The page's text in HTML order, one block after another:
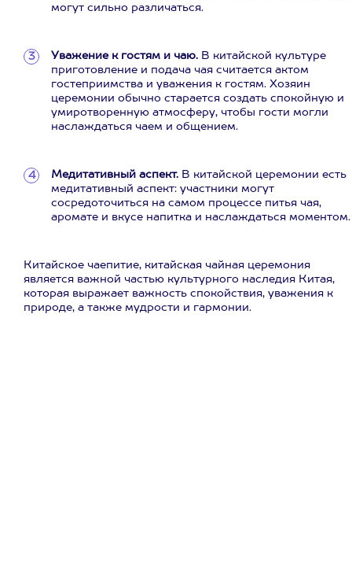
могут сильно различаться.
Уважение к гостям и чаю. В китайской культуре
приготовление и подача чая считается актом
гостеприимства и уважения к гостям. Хозяин
церемонии обычно старается создать спокойную и
умиротворенную атмосферу, чтобы гости могли
наслаждаться чаем и общением.
Медитативный аспект. В китайской церемонии есть
медитативный аспект: участники могут
сосредоточиться на самом процессе питья чая,
аромате и вкусе напитка и наслаждаться моментом.
Китайское чаепитие, китайская чайная церемония
является важной частью культурного наследия Китая,
которая выражает важность спокойствия, уважения к
природе, а также мудрости и гармонии.